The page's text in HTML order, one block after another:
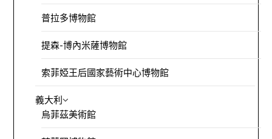
普拉多博物館
提森-博內米薩博物館
索菲婭王后國家藝術中心博物館
義大利
烏菲茲美術館